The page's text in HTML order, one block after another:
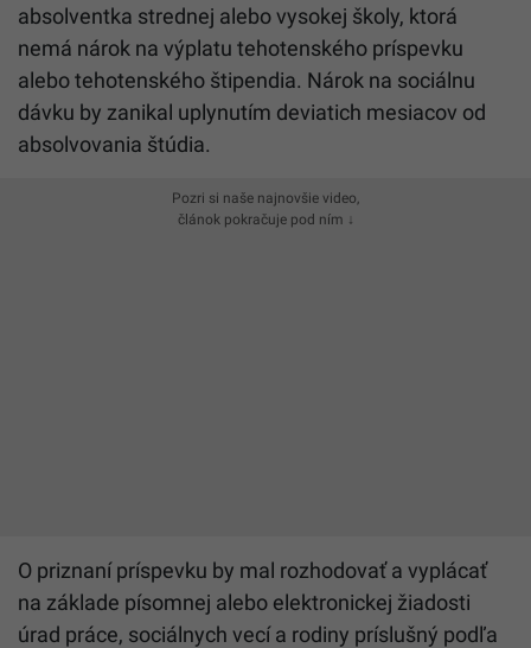
absolventka strednej alebo vysokej školy, ktorá
nemá nárok na výplatu tehotenského príspevku
alebo tehotenského štipendia. Nárok na sociálnu
dávku by zanikal uplynutím deviatich mesiacov od
absolvovania štúdia.
Pozri si naše najnovšie video,
článok pokračuje pod ním ↓
O priznaní príspevku by mal rozhodovať a vyplácať
na základe písomnej alebo elektronickej žiadosti
úrad práce, sociálnych vecí a rodiny príslušný podľa